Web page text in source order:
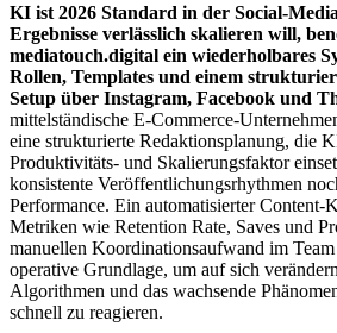
KI ist 2026 Standard in der Social-
Ergebnisse verlässlich skalieren will,
mediatouch.digital ein wiederholbares
Rollen, Templates und einem
Setup über Instagram, Facebook und
mittelständische E-Commerce-
eine strukturierte Redaktionsplanung, die
Produktivitäts- und Skalierungsfaktor
konsistente Veröffentlichungsrhythmen
Performance. Ein automatisierter Content-
Metriken wie Retention Rate, Saves und
manuellen Koordinationsaufwand im
operative Grundlage, um auf sich
Algorithmen und das wachsende
schnell zu reagieren.